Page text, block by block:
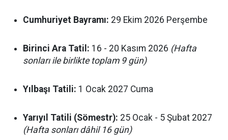
Cumhuriyet Bayramı: 29 Ekim 2026 Perşembe
Birinci Ara Tatil: 16 - 20 Kasım 2026 (Hafta
sonları ile birlikte toplam 9 gün)
Yılbaşı Tatili: 1 Ocak 2027 Cuma
Yarıyıl Tatili (Sömestr): 25 Ocak - 5 Şubat 2027
(Hafta sonları dâhil 16 gün)